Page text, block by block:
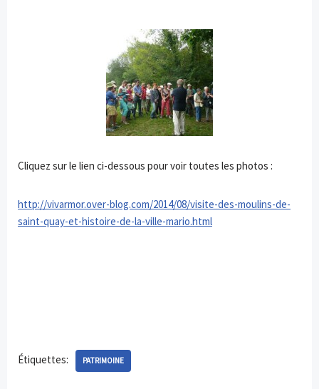
Cliquez sur le lien ci-dessous pour voir toutes les photos :
http://vivarmor.over-blog.com/2014/08/visite-des-moulins-de-
saint-quay-et-histoire-de-la-ville-mario.html
Étiquettes: PATRIMOINE